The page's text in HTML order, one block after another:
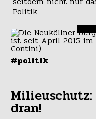
Politik.
#politik
dran!